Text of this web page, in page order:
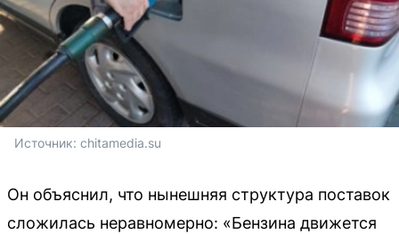
Источник: chitamedia.su
Он объяснил, что нынешняя структура поставок
сложилась неравномерно: «Бензина движется